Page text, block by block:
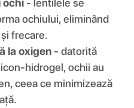
ochi - lentilele se
ochiului, eliminând
frecare.
la oxigen - datorită
hidrogel, ochii au
ceea ce minimizează